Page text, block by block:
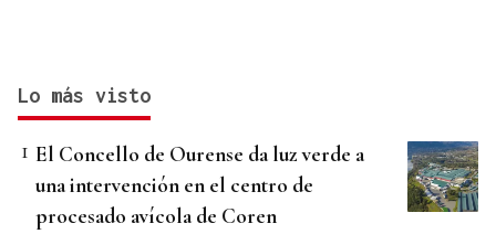
Lo más visto
El Concello de Ourense da luz verde a
una intervención en el centro de
procesado avícola de Coren